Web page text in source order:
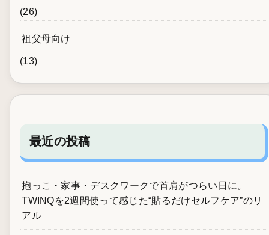
(26)
祖父母向け
(13)
最近の投稿
抱っこ・家事・デスクワークで首肩がつらい日に。
TWINQを2週間使って感じた“貼るだけセルフケア”のリ
アル